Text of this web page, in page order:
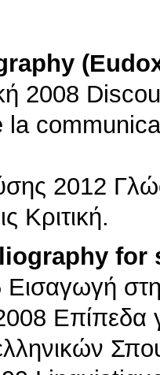
2008
la
2012
Κριτική.
for
Επίπεδα